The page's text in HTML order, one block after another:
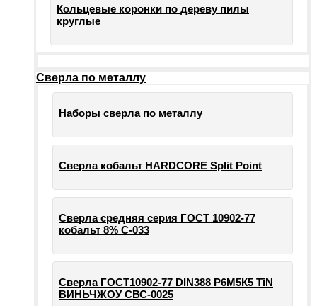
Кольцевые коронки по дереву пилы
круглые
Сверла по металлу
Наборы сверла по металлу
Сверла кобальт HARDCORE Split Point
Сверла средняя серия ГОСТ 10902-77
кобальт 8% С-033
Сверла ГОСТ10902-77 DIN388 Р6М5К5 TiN
ВИНЬЧЖОУ СВС-0025